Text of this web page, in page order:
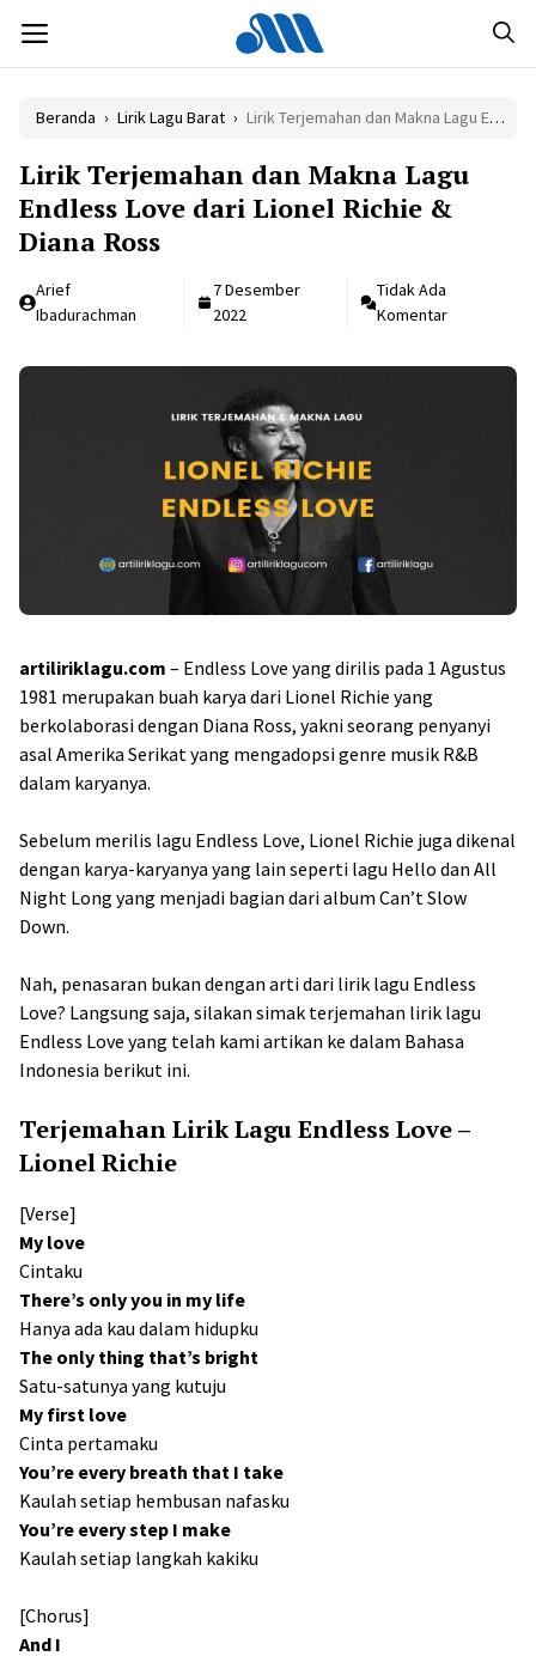
isi
MENU
Beranda › Lirik Lagu Barat › Lirik Terjemahan dan Makna Lagu Endless Love dari Lionel Richie & Diana Ross
Lirik Terjemahan dan Makna Lagu
Endless Love dari Lionel Richie &
Diana Ross
Arief
Ibadurachman
7 Desember
2022
Tidak Ada
Komentar
artiliriklagu.com – Endless Love yang dirilis pada 1 Agustus
1981 merupakan buah karya dari Lionel Richie yang
berkolaborasi dengan Diana Ross, yakni seorang penyanyi
asal Amerika Serikat yang mengadopsi genre musik R&B
dalam karyanya.
Sebelum merilis lagu Endless Love, Lionel Richie juga dikenal
dengan karya-karyanya yang lain seperti lagu Hello dan All
Night Long yang menjadi bagian dari album Can’t Slow
Down.
Nah, penasaran bukan dengan arti dari lirik lagu Endless
Love? Langsung saja, silakan simak terjemahan lirik lagu
Endless Love yang telah kami artikan ke dalam Bahasa
Indonesia berikut ini.
Terjemahan Lirik Lagu Endless Love –
Lionel Richie
[Verse]
My love
Cintaku
There’s only you in my life
Hanya ada kau dalam hidupku
The only thing that’s bright
Satu-satunya yang kutuju
My first love
Cinta pertamaku
You’re every breath that I take
Kaulah setiap hembusan nafasku
You’re every step I make
Kaulah setiap langkah kakiku
[Chorus]
And I